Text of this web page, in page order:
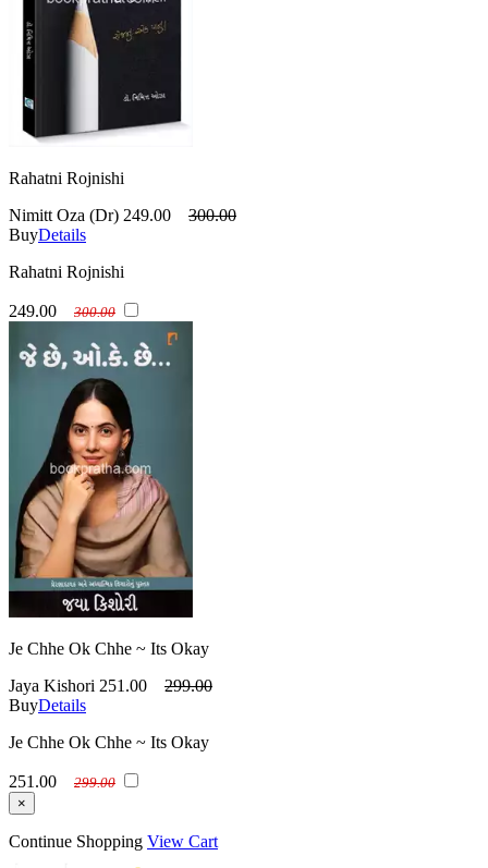
Rahatni Rojnishi
Nimitt Oza (Dr) 249.00
300.00
BuyDetails
Rahatni Rojnishi
249.00 300.00
Je Chhe Ok Chhe ~ Its Okay
Jaya Kishori 251.00
299.00
BuyDetails
Je Chhe Ok Chhe ~ Its Okay
251.00
299.00
×
Continue Shopping View Cart